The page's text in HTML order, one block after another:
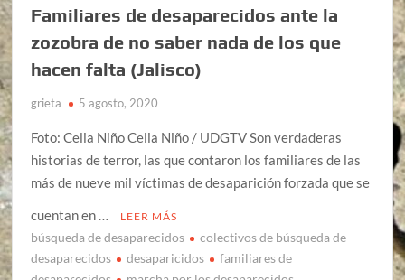
Familiares de desaparecidos ante la
zozobra de no saber nada de los que
hacen falta (Jalisco)
grieta 5 agosto, 2020
Foto: Celia Niño Celia Niño / UDGTV Son verdaderas
historias de terror, las que contaron los familiares de las
más de nueve mil víctimas de desaparición forzada que se
cuentan en …
LEER MÁS
búsqueda de desaparecidos
colectivos de búsqueda de
desaparecidos
desaparicidos
familiares de